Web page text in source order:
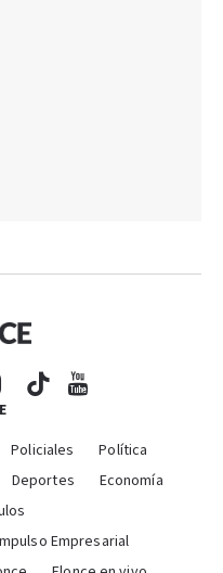
Policiales
Política
Deportes
Economía
Empresarial